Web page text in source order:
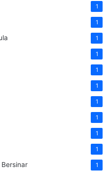
1
1
1
1
1
1
1
1
1
1
1